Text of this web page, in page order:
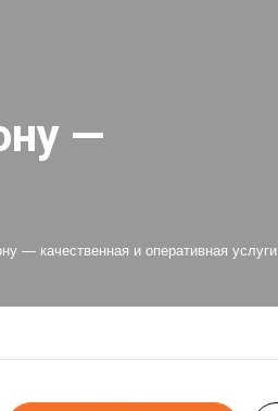
—
— качественная и оперативная услуги